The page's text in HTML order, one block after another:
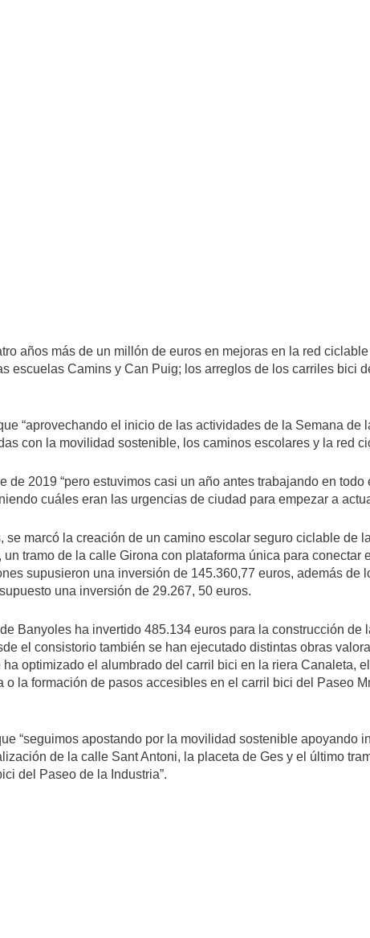
años más de un millón de euros en mejoras en la red
escuelas Camins y Can Puig; los arreglos de los carriles bici
“aprovechando el inicio de las actividades de la Semana
con la movilidad sostenible, los caminos escolares y la red
2019 “pero estuvimos casi un año antes trabajando en
cuáles eran las urgencias de ciudad para empezar a
marcó la creación de un camino escolar seguro ciclable de
tramo de la calle Girona con plataforma única para
supusieron una inversión de 145.360,77 euros, además de
una inversión de 29.267, 50 euros.
Banyoles ha invertido 485.134 euros para la construcción
el consistorio también se han ejecutado distintas obras
optimizado el alumbrado del carril bici en la riera Canaleta,
la formación de pasos accesibles en el carril bici del Paseo
“seguimos apostando por la movilidad sostenible
de la calle Sant Antoni, la placeta de Ges y el último
del Paseo de la Industria”.